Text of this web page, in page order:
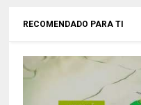
RECOMENDADO PARA TI